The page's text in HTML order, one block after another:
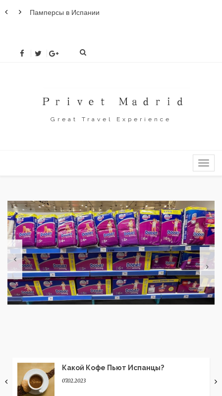
Памперсы в Испании
Great Travel Experience
MENU
Какой Кофе Пьют Испанцы?
07.02.2023